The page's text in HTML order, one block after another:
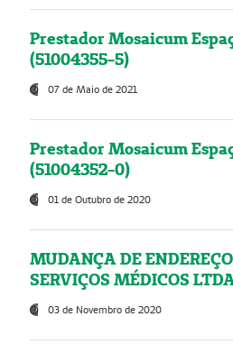
Prestador Mosaicum
(51004355-5)
07 de Maio de 2021
Prestador Mosaicum
(51004352-0)
01 de Outubro de 2020
MUDANÇA DE
SERVIÇOS MÉDICOS
03 de Novembro de 2020